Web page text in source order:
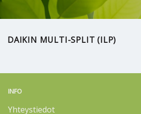
DAIKIN MULTI-SPLIT (ILP)
INFO
Yhteystiedot